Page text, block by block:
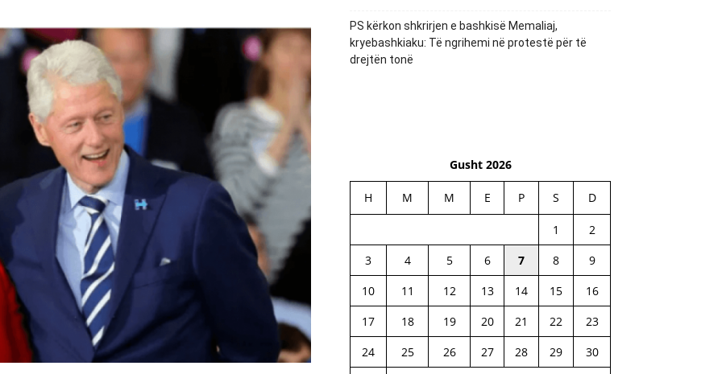
PS kërkon shkrirjen e bashkisë Memaliaj,
kryebashkiaku: Të ngrihemi në protestë për të
drejtën tonë
Gusht 2026
H M M E P S D
1
2
3
4 5 6 7 8
9
10
11 12 13 14 15
16
17
18 19 20 21 22
23
24
25 26 27 28 29
30